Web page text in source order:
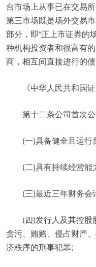
台市场上从事已在交易
第三市场既是场外交易
部分，即“正上市证券的
种机构投资者和很富有
商，相互间直接进行的
《中华人民共和国证
第十二条公司首次
(一)具备健全且运行
(二)具有持续经营能
(三)最近三年财务
(四)发行人及其控
贪污、贿赂、侵占财产
济秩序的刑事犯罪;